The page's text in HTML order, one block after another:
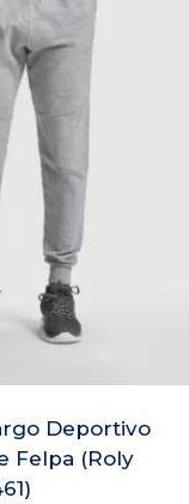
Deportivo
Felpa (Roly